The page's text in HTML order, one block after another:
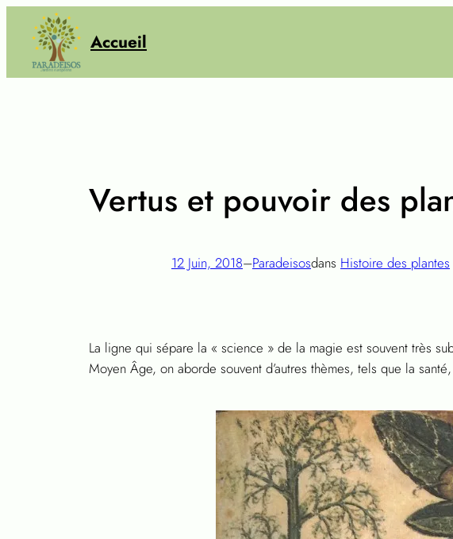
contenu
Accueil
Vertus et pouvoir des
12 Juin, 2018–Paradeisosdans Histoire des plantes
La ligne qui sépare la « science » de la magie est souvent très
Moyen Âge, on aborde souvent d’autres thèmes, tels que la